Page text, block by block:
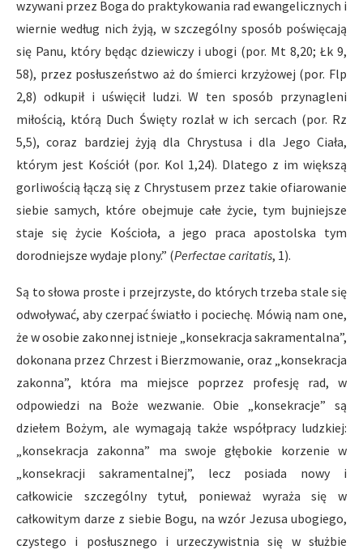
wzywani przez Boga do praktykowania rad ewangelicznych i
wiernie według nich żyją, w szczególny sposób poświęcają
się Panu, który będąc dziewiczy i ubogi (por. Mt 8,20; Łk 9,
58), przez posłuszeństwo aż do śmierci krzyżowej (por. Flp
2,8) odkupił i uświęcił ludzi. W ten sposób przynagleni
miłością, którą Duch Święty rozlał w ich sercach (por. Rz
5,5), coraz bardziej żyją dla Chrystusa i dla Jego Ciała,
którym jest Kościół (por. Kol 1,24). Dlatego z im większą
gorliwością łączą się z Chrystusem przez takie ofiarowanie
siebie samych, które obejmuje całe życie, tym bujniejsze
staje się życie Kościoła, a jego praca apostolska tym
dorodniejsze wydaje plony.” (Perfectae caritatis, 1).
Są to słowa proste i przejrzyste, do których trzeba stale się
odwoływać, aby czerpać światło i pociechę. Mówią nam one,
że w osobie zakonnej istnieje „konsekracja sakramentalna”,
dokonana przez Chrzest i Bierzmowanie, oraz „konsekracja
zakonna”, która ma miejsce poprzez profesję rad, w
odpowiedzi na Boże wezwanie. Obie „konsekracje” są
dziełem Bożym, ale wymagają także współpracy ludzkiej:
„konsekracja zakonna” ma swoje głębokie korzenie w
„konsekracji sakramentalnej”, lecz posiada nowy i
całkowicie szczególny tytuł, ponieważ wyraża się w
całkowitym darze z siebie Bogu, na wzór Jezusa ubogiego,
czystego i posłusznego i urzeczywistnia się w służbie